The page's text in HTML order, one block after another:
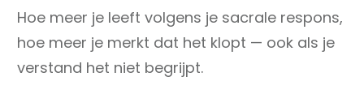
Hoe meer je leeft volgens je sacrale respons,
hoe meer je merkt dat het klopt — ook als je
verstand het niet begrijpt.